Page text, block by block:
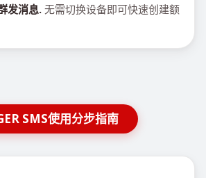
发消息. 无需切换设备即可快速创建额
SMS使用分步指南